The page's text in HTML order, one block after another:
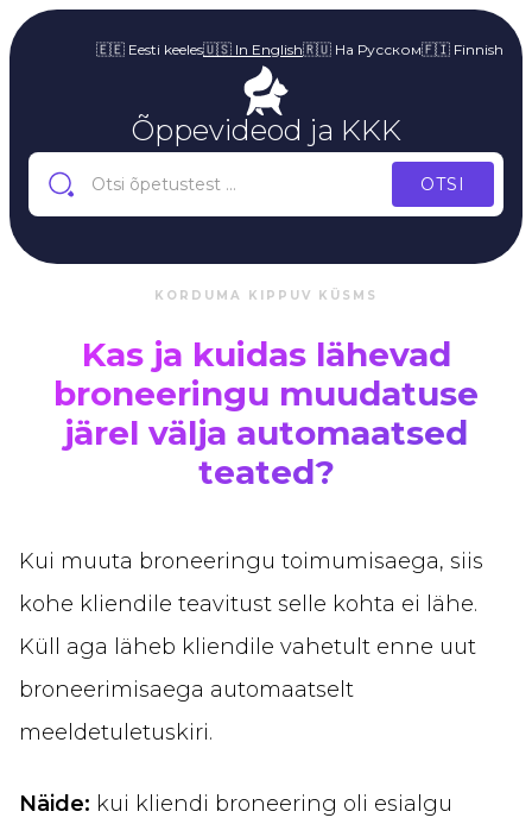
🇪🇪 Eesti keeles🇺🇸 In English🇷🇺 На Русском🇫🇮 Finnish
Õppevideod ja KKK
KORDUMA KIPPUV KÜSMS
Kas ja kuidas lähevad
broneeringu muudatuse
järel välja automaatsed
teated?
Kui muuta broneeringu toimumisaega, siis
kohe kliendile teavitust selle kohta ei lähe.
Küll aga läheb kliendile vahetult enne uut
broneerimisaega automaatselt
meeldetuletuskiri.
Näide: kui kliendi broneering oli esialgu